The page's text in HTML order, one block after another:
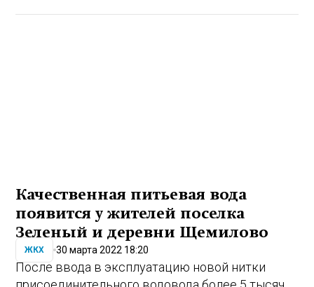
Качественная питьевая вода
появится у жителей поселка
Зеленый и деревни Щемилово
ЖКХ 30 марта 2022 18:20
После ввода в эксплуатацию новой нитки